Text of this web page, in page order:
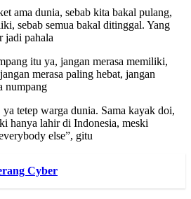
ama dunia, sebab kita bakal pulang,
sebab semua bakal ditinggal. Yang
jadi pahala
itu ya, jangan merasa memiliki,
merasa paling hebat, jangan
numpang
tetep warga dunia. Sama kayak doi,
hanya lahir di Indonesia, meski
else”, gitu
Cyber